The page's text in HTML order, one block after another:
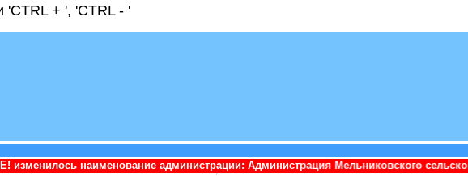
'CTRL + ', 'CTRL - '
администрации: Администрация Мельниковского сельского поселения